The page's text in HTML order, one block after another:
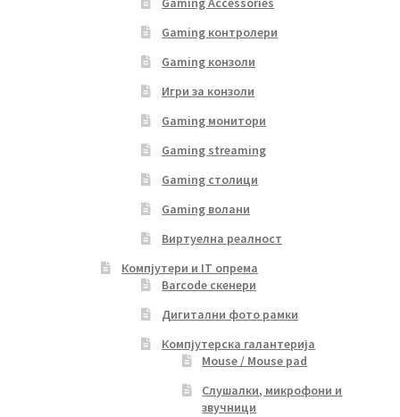
Gaming контролери
Gaming конзоли
Игри за конзоли
Gaming монитори
Gaming streaming
Gaming столици
Gaming волани
Виртуелна реалност
Компјутери и IT опрема
Barcode скенери
Дигитални фото рамки
Компјутерска галантерија
Mouse / Mouse pad
Слушалки, микрофони и
звучници